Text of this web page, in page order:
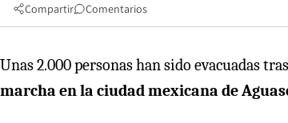
Compartir Comentarios
Unas 2.000 personas han sido evacuadas
marcha en la ciudad mexicana de